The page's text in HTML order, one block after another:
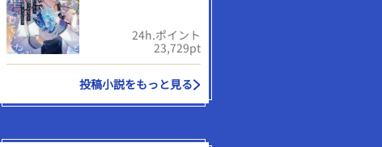
24h.ポイント
23,729pt
投稿小説をもっと見る